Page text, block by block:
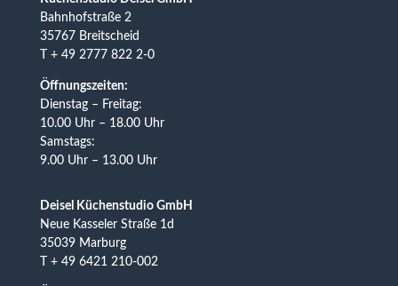
Bahnhofstraße 2
35767 Breitscheid
T + 49 2777 822 2-0
Öffnungszeiten:
Dienstag – Freitag:
10.00 Uhr – 18.00 Uhr
Samstags:
9.00 Uhr – 13.00 Uhr
Deisel Küchenstudio GmbH
Neue Kasseler Straße 1d
35039 Marburg
T + 49 6421 210-002